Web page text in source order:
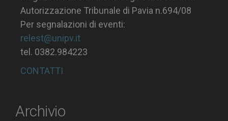
Autorizzazione Tribunale di Pavia n.694/08
Per segnalazioni di eventi:
relest@unipv.it
tel. 0382.984223
CONTATTI
Archivio